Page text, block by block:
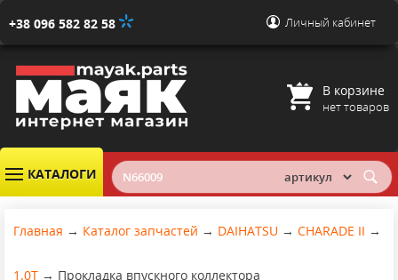
+38 096 582 82 58 Личный кабинет
В корзине
нет товаров
КАТАЛОГИ
Главная → Каталог запчастей → DAIHATSU → CHARADE II →
1.0T → Прокладка впускного коллектора